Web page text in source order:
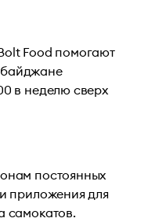
Food помогают
в неделю сверх
постоянных
приложения для
самокатов.